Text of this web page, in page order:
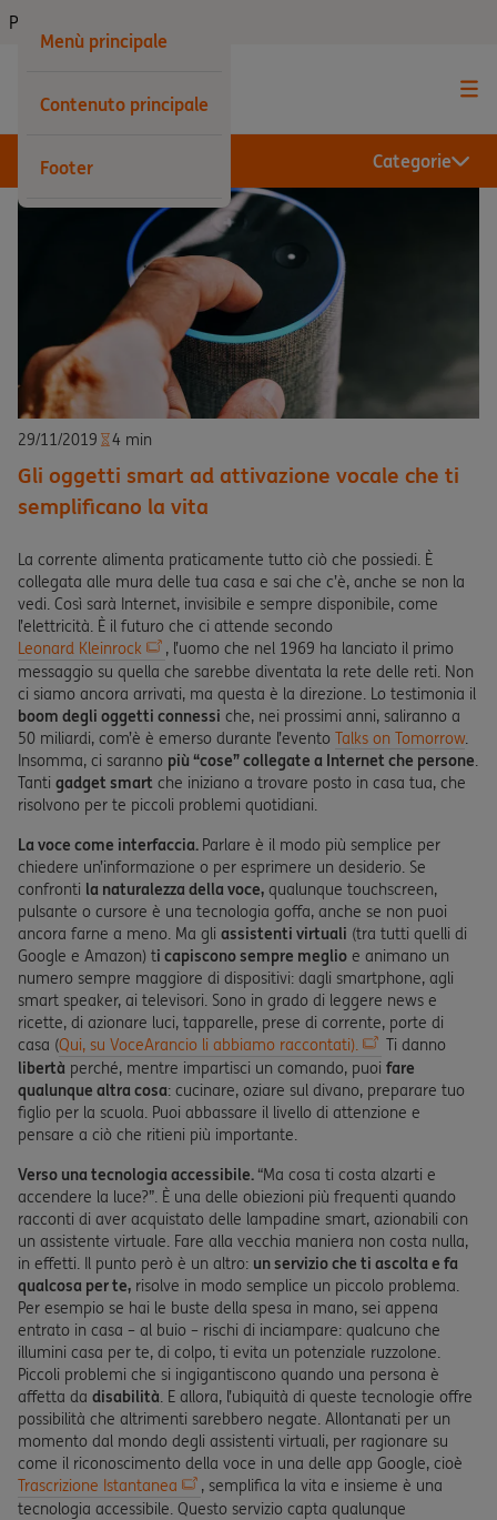
Menù principale
Contenuto principale
Footer
Privati
Categorie
29/11/2019 4 min
Gli oggetti smart ad attivazione vocale che ti
semplificano la vita
La corrente alimenta praticamente tutto ciò che possiedi. È
collegata alle mura delle tua casa e sai che c’è, anche se non la
vedi. Così sarà Internet, invisibile e sempre disponibile, come
l’elettricità. È il futuro che ci attende secondo
Leonard Kleinrock
, l’uomo che nel 1969 ha lanciato il primo
messaggio su quella che sarebbe diventata la rete delle reti. Non
ci siamo ancora arrivati, ma questa è la direzione. Lo testimonia il
boom degli oggetti connessi che, nei prossimi anni, saliranno a
50 miliardi, com’è è emerso durante l’evento Talks on Tomorrow.
Insomma, ci saranno più “cose” collegate a Internet che persone.
Tanti gadget smart che iniziano a trovare posto in casa tua, che
risolvono per te piccoli problemi quotidiani.
La voce come interfaccia. Parlare è il modo più semplice per
chiedere un’informazione o per esprimere un desiderio. Se
confronti la naturalezza della voce, qualunque touchscreen,
pulsante o cursore è una tecnologia goffa, anche se non puoi
ancora farne a meno. Ma gli assistenti virtuali (tra tutti quelli di
Google e Amazon) ti capiscono sempre meglio e animano un
numero sempre maggiore di dispositivi: dagli smartphone, agli
smart speaker, ai televisori. Sono in grado di leggere news e
ricette, di azionare luci, tapparelle, prese di corrente, porte di
casa (Qui, su VoceArancio li abbiamo raccontati).
Ti danno
libertà perché, mentre impartisci un comando, puoi fare
qualunque altra cosa: cucinare, oziare sul divano, preparare tuo
figlio per la scuola. Puoi abbassare il livello di attenzione e
pensare a ciò che ritieni più importante.
Verso una tecnologia accessibile. “Ma cosa ti costa alzarti e
accendere la luce?”. È una delle obiezioni più frequenti quando
racconti di aver acquistato delle lampadine smart, azionabili con
un assistente virtuale. Fare alla vecchia maniera non costa nulla,
in effetti. Il punto però è un altro: un servizio che ti ascolta e fa
qualcosa per te, risolve in modo semplice un piccolo problema.
Per esempio se hai le buste della spesa in mano, sei appena
entrato in casa – al buio – rischi di inciampare: qualcuno che
illumini casa per te, di colpo, ti evita un potenziale ruzzolone.
Piccoli problemi che si ingigantiscono quando una persona è
affetta da disabilità. E allora, l’ubiquità di queste tecnologie offre
possibilità che altrimenti sarebbero negate. Allontanati per un
momento dal mondo degli assistenti virtuali, per ragionare su
come il riconoscimento della voce in una delle app Google, cioè
Trascrizione Istantanea
, semplifica la vita e insieme è una
tecnologia accessibile. Questo servizio capta qualunque